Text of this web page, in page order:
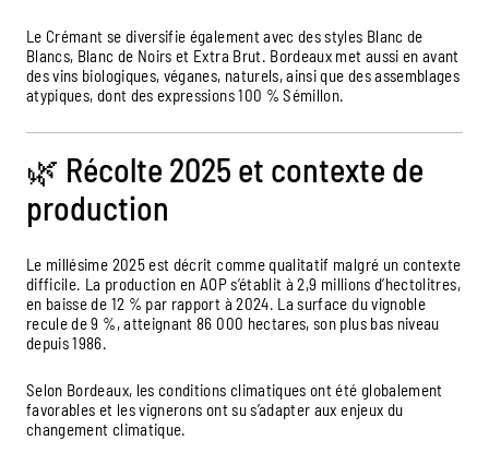
Le Crémant se diversifie également avec des styles Blanc de
Blancs, Blanc de Noirs et Extra Brut. Bordeaux met aussi en avant
des vins biologiques, véganes, naturels, ainsi que des assemblages
atypiques, dont des expressions 100 % Sémillon.
🌿 Récolte 2025 et contexte de
production
Le millésime 2025 est décrit comme qualitatif malgré un contexte
difficile. La production en AOP s’établit à 2,9 millions d’hectolitres,
en baisse de 12 % par rapport à 2024. La surface du vignoble
recule de 9 %, atteignant 86 000 hectares, son plus bas niveau
depuis 1986.
Selon Bordeaux, les conditions climatiques ont été globalement
favorables et les vignerons ont su s’adapter aux enjeux du
changement climatique.